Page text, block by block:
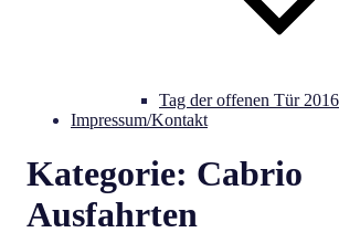
Tag der offenen Tür 2016
Impressum/Kontakt
Kategorie: Cabrio
Ausfahrten